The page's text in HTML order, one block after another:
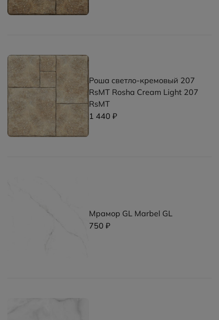
Роша светло-кремовый 207
RsMT Rosha Cream Light 207
RsMT
1 440 ₽
Мрамор GL Marbel GL
750 ₽